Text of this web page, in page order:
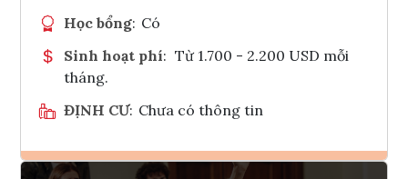
Học bổng: Có
Sinh hoạt phí: Từ 1.700 - 2.200 USD mỗi
tháng.
ĐỊNH CƯ: Chưa có thông tin